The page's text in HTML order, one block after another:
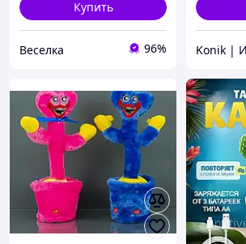
Купить
Веселка 96%